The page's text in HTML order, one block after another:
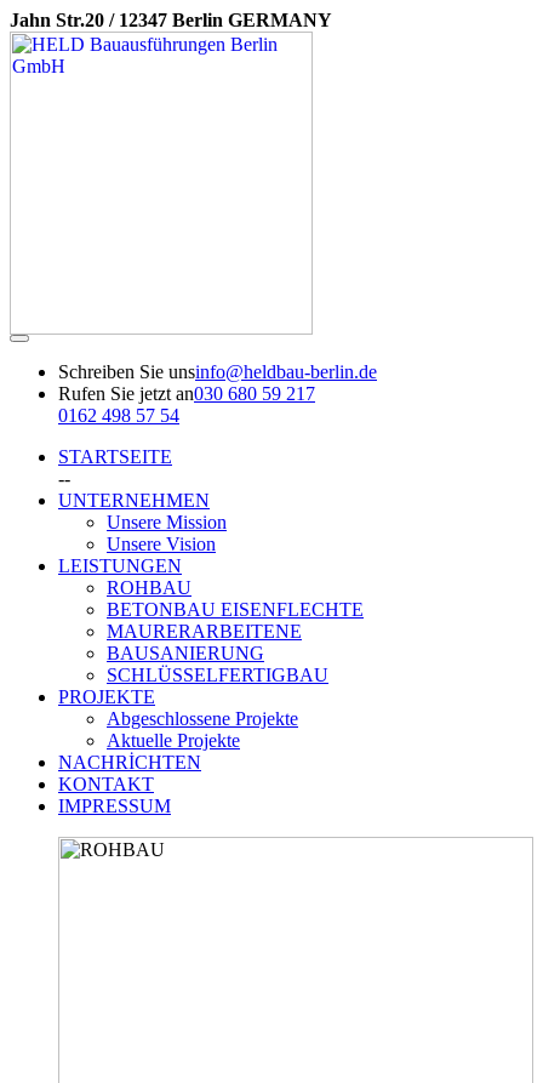
Jahn Str.20 / 12347 Berlin GERMANY
Schreiben Sie unsinfo@heldbau-berlin.de
Rufen Sie jetzt an030 680 59 217
0162 498 57 54
STARTSEITE
--
UNTERNEHMEN
Unsere Mission
Unsere Vision
LEISTUNGEN
ROHBAU
BETONBAU EISENFLECHTE
MAURERARBEITENE
BAUSANIERUNG
SCHLÜSSELFERTIGBAU
PROJEKTE
Abgeschlossene Projekte
Aktuelle Projekte
NACHRİCHTEN
KONTAKT
IMPRESSUM